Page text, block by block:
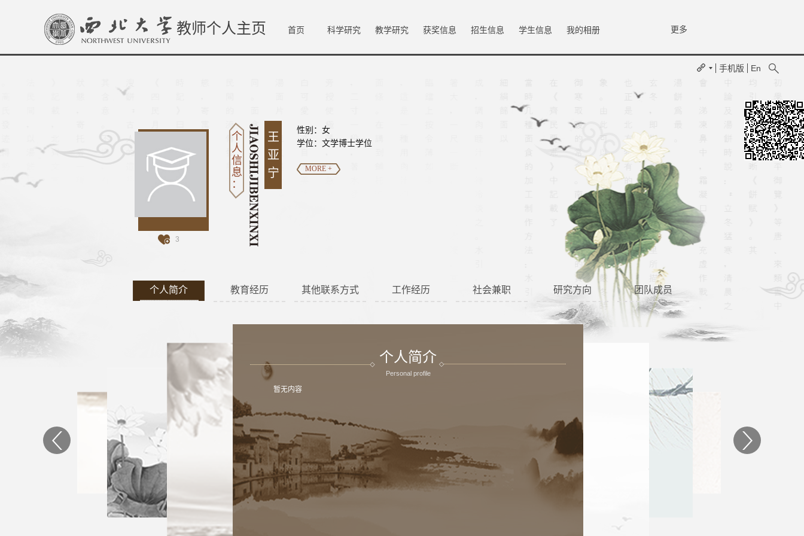
教师个人主页 首页 科学研究 教学研究 获奖信息 招生信息 学生信息 我的相册 更多
手机版 En
3
个
人
信
息
：
王
亚
宁
性别：女
学位：文学博士学位
MORE +
个人简介 教育经历 其他联系方式 工作经历 社会兼职 研究方向 团队成员
个人简介
Personal profile
暂无内容